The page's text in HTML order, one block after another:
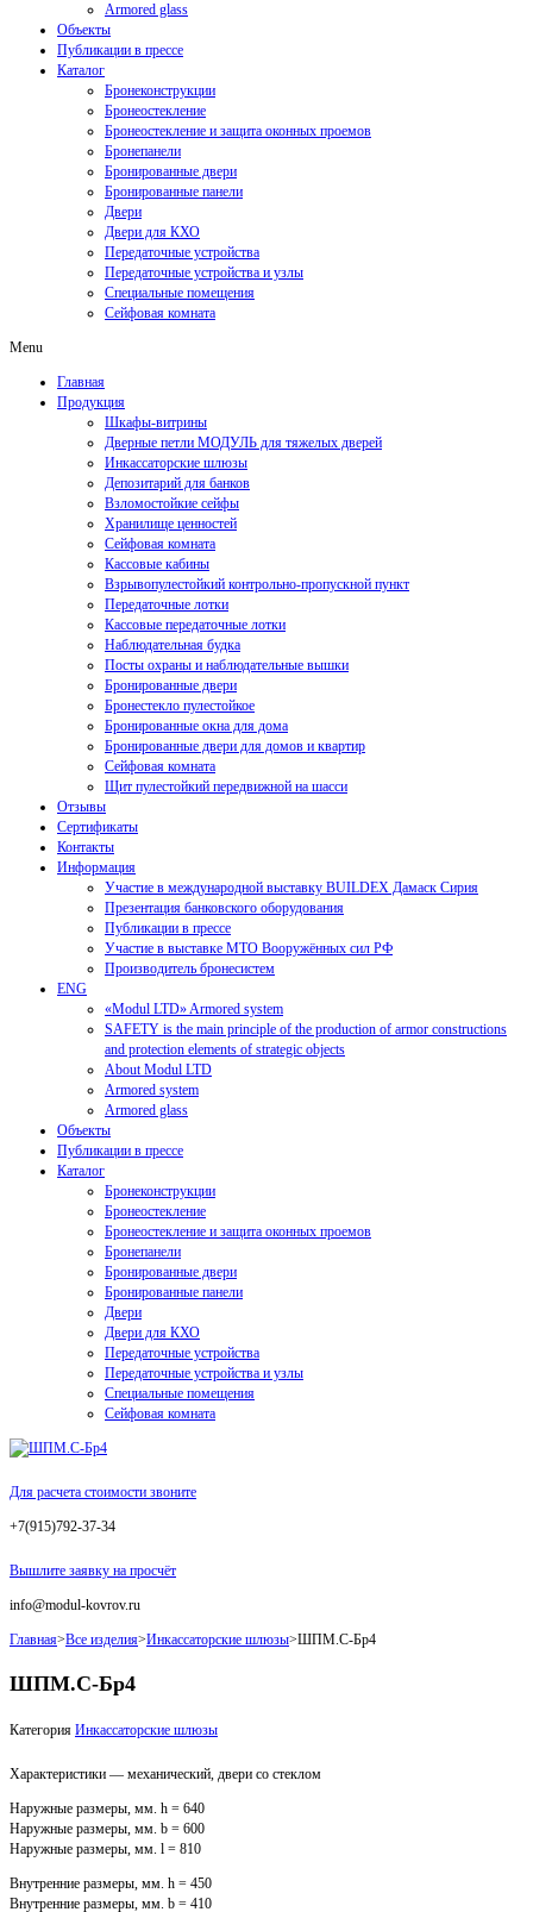
Armored glass
Объекты
Публикации в прессе
Каталог
Бронеконструкции
Бронеостекление
Бронеостекление и защита оконных проемов
Бронепанели
Бронированные двери
Бронированные панели
Двери
Двери для КХО
Передаточные устройства
Передаточные устройства и узлы
Специальные помещения
Сейфовая комната
Menu
Главная
Продукция
Шкафы-витрины
Дверные петли МОДУЛЬ для тяжелых дверей
Инкассаторские шлюзы
Депозитарий для банков
Взломостойкие сейфы
Хранилище ценностей
Сейфовая комната
Кассовые кабины
Взрывопулестойкий контрольно-пропускной пункт
Передаточные лотки
Кассовые передаточные лотки
Наблюдательная будка
Посты охраны и наблюдательные вышки
Бронированные двери
Бронестекло пулестойкое
Бронированные окна для дома
Бронированные двери для домов и квартир
Сейфовая комната
Щит пулестойкий передвижной на шасси
Отзывы
Сертификаты
Контакты
Информация
Участие в международной выставку BUILDEX Дамаск Сирия
Презентация банковского оборудования
Публикации в прессе
Участие в выставке МТО Вооружённых сил РФ
Производитель бронесистем
ENG
«Modul LTD» Armored system
SAFETY is the main principle of the production of armor constructions
and protection elements of strategic objects
About Modul LTD
Armored system
Armored glass
Объекты
Публикации в прессе
Каталог
Бронеконструкции
Бронеостекление
Бронеостекление и защита оконных проемов
Бронепанели
Бронированные двери
Бронированные панели
Двери
Двери для КХО
Передаточные устройства
Передаточные устройства и узлы
Специальные помещения
Сейфовая комната
Для расчета стоимости звоните
+7(915)792-37-34
Вышлите заявку на просчёт
info@modul-kovrov.ru
Главная>Все изделия>Инкассаторские шлюзы>ШПМ.С-Бр4
ШПМ.С-Бр4
Категория Инкассаторские шлюзы
Характеристики — механический, двери со стеклом
Наружные размеры, мм. h = 640
Наружные размеры, мм. b = 600
Наружные размеры, мм. l = 810
Внутренние размеры, мм. h = 450
Внутренние размеры, мм. b = 410